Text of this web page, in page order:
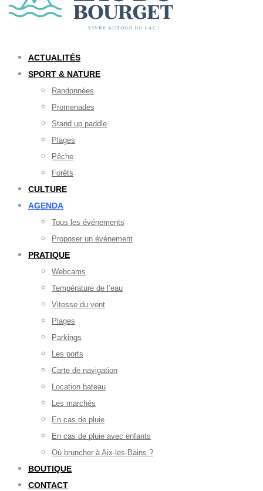
ACTUALITÉS
SPORT & NATURE
Randonnées
Promenades
Stand up paddle
Plages
Pêche
Forêts
CULTURE
AGENDA
Tous les événements
Proposer un événement
PRATIQUE
Webcams
Température de l’eau
Vitesse du vent
Plages
Parkings
Les ports
Carte de navigation
Location bateau
Les marchés
En cas de pluie
En cas de pluie avec enfants
Où bruncher à Aix-les-Bains ?
BOUTIQUE
CONTACT